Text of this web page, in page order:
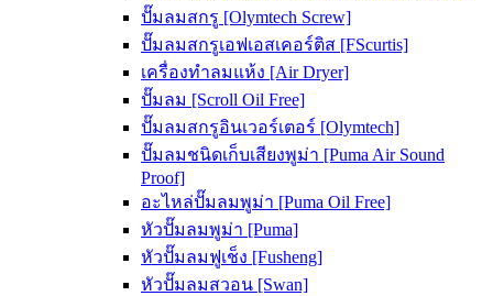
ปั๊มลมสกรู [Olymtech Screw]
ปั๊มลมสกรูเอฟเอสเคอร์ติส [FScurtis]
เครื่องทำลมแห้ง [Air Dryer]
ปั๊มลม [Scroll Oil Free]
ปั๊มลมสกรูอินเวอร์เตอร์ [Olymtech]
ปั๊มลมชนิดเก็บเสียงพูม่า [Puma Air Sound
Proof]
อะไหล่ปั๊มลมพูม่า [Puma Oil Free]
หัวปั๊มลมพูม่า [Puma]
หัวปั๊มลมฟูเช็ง [Fusheng]
หัวปั๊มลมสวอน [Swan]